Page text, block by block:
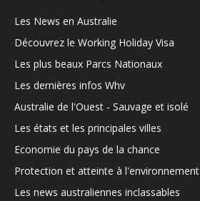
Les News en Australie
Découvrez le Working Holiday Visa
Les plus beaux Parcs Nationaux
Les dernières infos Whv
Australie de l'Ouest - Sauvage et isolé
Les états et les principales villes
Economie du pays de la chance
Protection et atteinte à l'environnement
Les news australiennes inclassables